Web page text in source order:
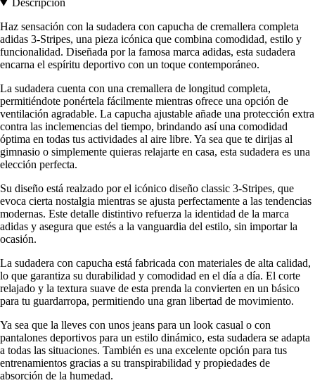
Descripción
Haz sensación con la sudadera con capucha de cremallera completa
adidas 3-Stripes, una pieza icónica que combina comodidad, estilo y
funcionalidad. Diseñada por la famosa marca adidas, esta sudadera
encarna el espíritu deportivo con un toque contemporáneo.
La sudadera cuenta con una cremallera de longitud completa,
permitiéndote ponértela fácilmente mientras ofrece una opción de
ventilación agradable. La capucha ajustable añade una protección extra
contra las inclemencias del tiempo, brindando así una comodidad
óptima en todas tus actividades al aire libre. Ya sea que te dirijas al
gimnasio o simplemente quieras relajarte en casa, esta sudadera es una
elección perfecta.
Su diseño está realzado por el icónico diseño classic 3-Stripes, que
evoca cierta nostalgia mientras se ajusta perfectamente a las tendencias
modernas. Este detalle distintivo refuerza la identidad de la marca
adidas y asegura que estés a la vanguardia del estilo, sin importar la
ocasión.
La sudadera con capucha está fabricada con materiales de alta calidad,
lo que garantiza su durabilidad y comodidad en el día a día. El corte
relajado y la textura suave de esta prenda la convierten en un básico
para tu guardarropa, permitiendo una gran libertad de movimiento.
Ya sea que la lleves con unos jeans para un look casual o con
pantalones deportivos para un estilo dinámico, esta sudadera se adapta
a todas las situaciones. También es una excelente opción para tus
entrenamientos gracias a su transpirabilidad y propiedades de
absorción de la humedad.